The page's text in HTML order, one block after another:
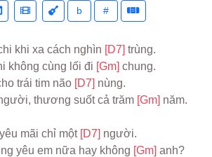
b #
khi xa cách nghìn [D7] trùng.
không cùng lối đi [Gm] chung.
trái tim não [D7] nùng.
thương suốt cả trăm [Gm] năm.
mãi chỉ một [D7] người.
yêu em nữa hay không [Gm] anh?